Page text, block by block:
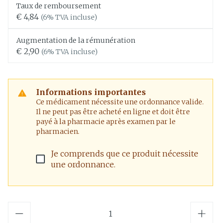
Taux de remboursement
€ 4,84 (6% TVA incluse)
Augmentation de la rémunération
€ 2,90 (6% TVA incluse)
Informations importantes
Ce médicament nécessite une ordonnance valide.
Il ne peut pas être acheté en ligne et doit être
payé à la pharmacie après examen par le
pharmacien.
Je comprends que ce produit nécessite
une ordonnance.